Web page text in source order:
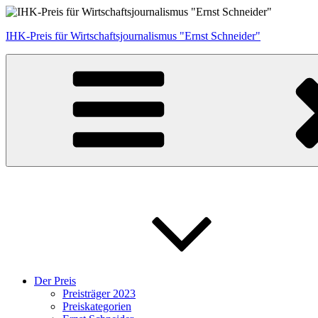
Zum
springen
IHK-Preis für Wirtschaftsjournalismus "Ernst Schneider"
Der Preis
Preisträger 2023
Preiskategorien